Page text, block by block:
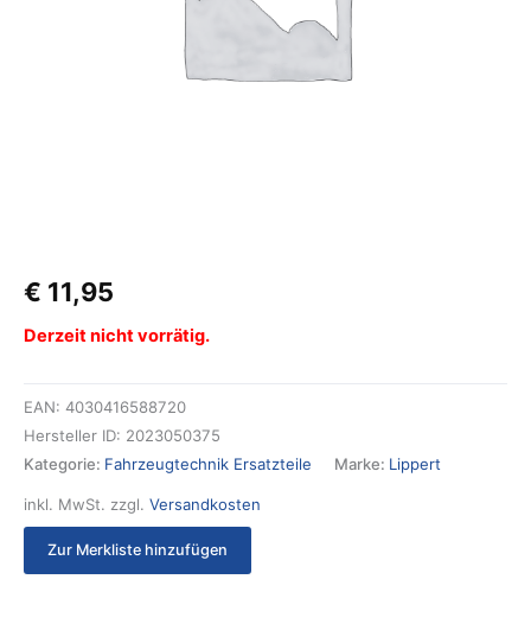
€ 11,95
Derzeit nicht vorrätig.
EAN: 4030416588720
Hersteller ID: 2023050375
Kategorie: Fahrzeugtechnik Ersatzteile Marke: Lippert
inkl. MwSt. zzgl. Versandkosten
Zur Merkliste hinzufügen